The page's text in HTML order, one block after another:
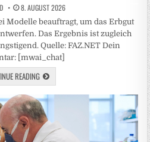
8. AUGUST 2026
Modelle beauftragt, um das Erbgut
Das Ergebnis ist zugleich
Quelle: FAZ.NET Dein
[mwai_chat]
READING